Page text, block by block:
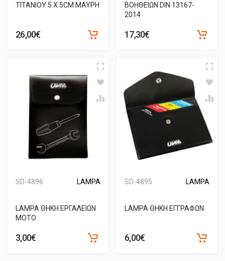
ΤΙΤΑΝΙΟΥ 5 X 5CM ΜΑΥΡΗ
26,00€
ΒΟΗΘΕΙΩΝ DIN 13167-
2014
17,30€
SD-4896 LAMPA
LAMPA ΘΗΚΗ ΕΡΓΑΛΕΙΩΝ
MOTO
3,00€
SD-4895 LAMPA
LAMPA ΘΗΚΗ ΕΓΓΡΑΦΩΝ
6,00€